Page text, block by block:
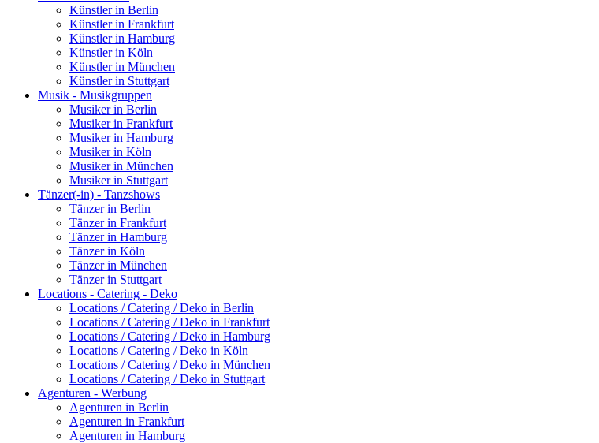
Künstler in Berlin
Künstler in Frankfurt
Künstler in Hamburg
Künstler in Köln
Künstler in München
Künstler in Stuttgart
Musik - Musikgruppen
Musiker in Berlin
Musiker in Frankfurt
Musiker in Hamburg
Musiker in Köln
Musiker in München
Musiker in Stuttgart
Tänzer(-in) - Tanzshows
Tänzer in Berlin
Tänzer in Frankfurt
Tänzer in Hamburg
Tänzer in Köln
Tänzer in München
Tänzer in Stuttgart
Locations - Catering - Deko
Locations / Catering / Deko in Berlin
Locations / Catering / Deko in Frankfurt
Locations / Catering / Deko in Hamburg
Locations / Catering / Deko in Köln
Locations / Catering / Deko in München
Locations / Catering / Deko in Stuttgart
Agenturen - Werbung
Agenturen in Berlin
Agenturen in Frankfurt
Agenturen in Hamburg